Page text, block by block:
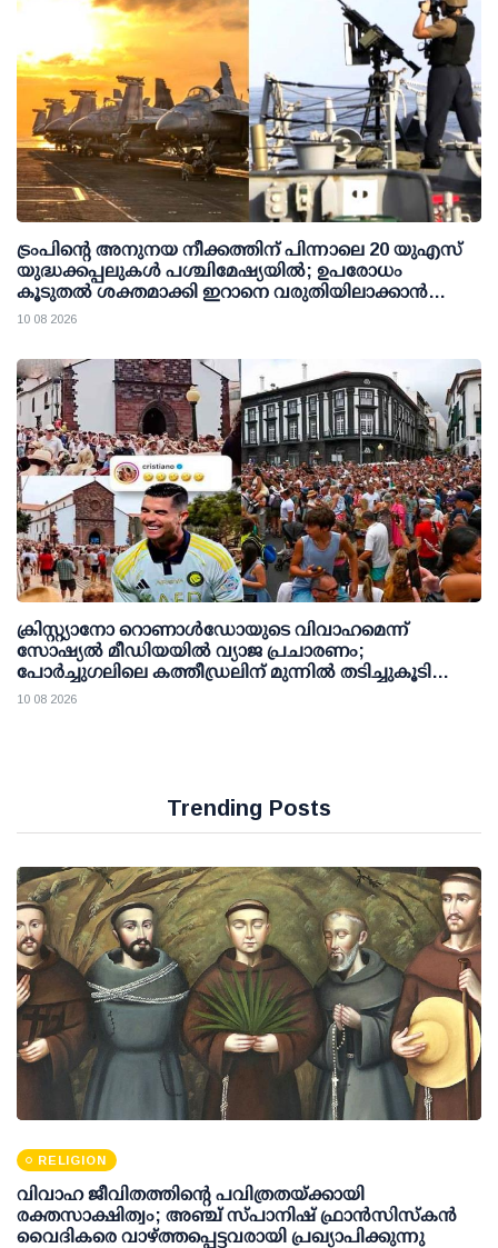
ട്രംപിന്റെ അനുനയ നീക്കത്തിന് പിന്നാലെ 20 യുഎസ്
യുദ്ധക്കപ്പലുകള്‍ പശ്ചിമേഷ്യയില്‍; ഉപരോധം
കൂടുതല്‍ ശക്തമാക്കി ഇറാനെ വരുതിയിലാക്കാന്‍
നീക്കം
10 08 2026
ക്രിസ്റ്റ്യാനോ റൊണാള്‍ഡോയുടെ വിവാഹമെന്ന്
സോഷ്യല്‍ മീഡിയയില്‍ വ്യാജ പ്രചാരണം;
പോര്‍ച്ചുഗലിലെ കത്തീഡ്രലിന് മുന്നില്‍ തടിച്ചുകൂടി
ജനക്കൂട്ടം
10 08 2026
Trending Posts
RELIGION
വിവാഹ ജീവിതത്തിന്റെ പവിത്രതയ്ക്കായി
രക്തസാക്ഷിത്വം; അഞ്ച് സ്പാനിഷ് ഫ്രാന്‍സിസ്‌കന്‍
വൈദികരെ വാഴ്ത്തപ്പെട്ടവരായി പ്രഖ്യാപിക്കുന്നു